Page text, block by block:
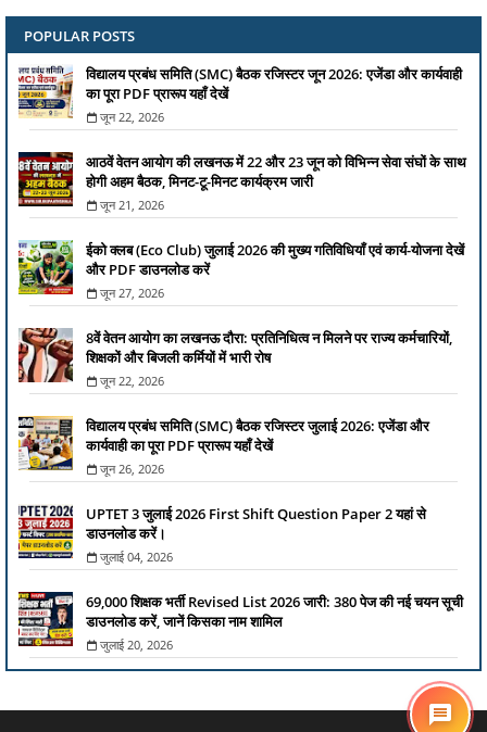
POPULAR POSTS
विद्यालय प्रबंध समिति (SMC) बैठक रजिस्टर जून 2026: एजेंडा और कार्यवाही
का पूरा PDF प्रारूप यहाँ देखें
जून 22, 2026
आठवें वेतन आयोग की लखनऊ में 22 और 23 जून को विभिन्न सेवा संघों के साथ
होगी अहम बैठक, मिनट-टू-मिनट कार्यक्रम जारी
जून 21, 2026
ईको क्लब (Eco Club) जुलाई 2026 की मुख्य गतिविधियाँ एवं कार्य-योजना देखें
और PDF डाउनलोड करें
जून 27, 2026
8वें वेतन आयोग का लखनऊ दौरा: प्रतिनिधित्व न मिलने पर राज्य कर्मचारियों,
शिक्षकों और बिजली कर्मियों में भारी रोष
जून 22, 2026
विद्यालय प्रबंध समिति (SMC) बैठक रजिस्टर जुलाई 2026: एजेंडा और
कार्यवाही का पूरा PDF प्रारूप यहाँ देखें
जून 26, 2026
UPTET 3 जुलाई 2026 First Shift Question Paper 2 यहां से
डाउनलोड करें।
जुलाई 04, 2026
69,000 शिक्षक भर्ती Revised List 2026 जारी: 380 पेज की नई चयन सूची
डाउनलोड करें, जानें किसका नाम शामिल
जुलाई 20, 2026